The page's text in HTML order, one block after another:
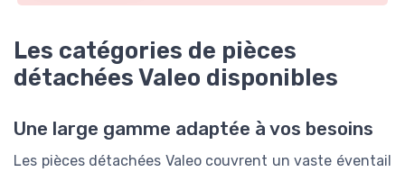
Les catégories de pièces
détachées Valeo disponibles
Une large gamme adaptée à vos besoins
Les pièces détachées Valeo couvrent un vaste éventail